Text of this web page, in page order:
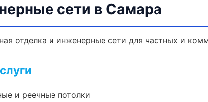
сети в Самара
отделка и инженерные сети для частных и
и реечные потолки